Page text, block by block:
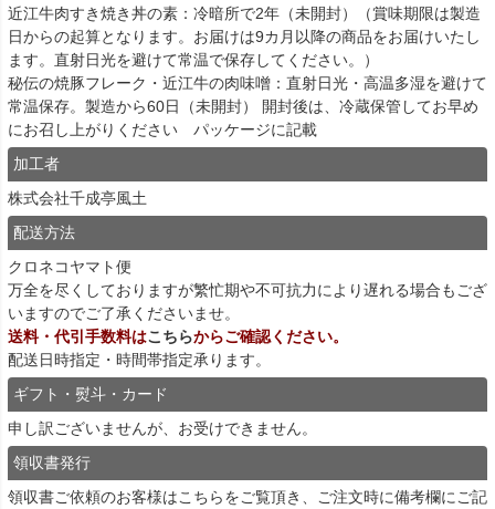
近江牛肉すき焼き丼の素：冷暗所で2年（未開封）（賞味期限は製造
日からの起算となります。お届けは9カ月以降の商品をお届けいたし
ます。直射日光を避けて常温で保存してください。）
秘伝の焼豚フレーク・近江牛の肉味噌：直射日光・高温多湿を避けて
常温保存。製造から60日（未開封） 開封後は、冷蔵保管してお早め
にお召し上がりください パッケージに記載
加工者
株式会社千成亭風土
配送方法
クロネコヤマト便
万全を尽くしておりますが繁忙期や不可抗力により遅れる場合もござ
いますのでご了承くださいませ。
送料・代引手数料はこちらからご確認ください。
配送日時指定・時間帯指定承ります。
ギフト・熨斗・カード
申し訳ございませんが、お受けできません。
領収書発行
領収書ご依頼のお客様はこちらをご覧頂き、ご注文時に備考欄にご記